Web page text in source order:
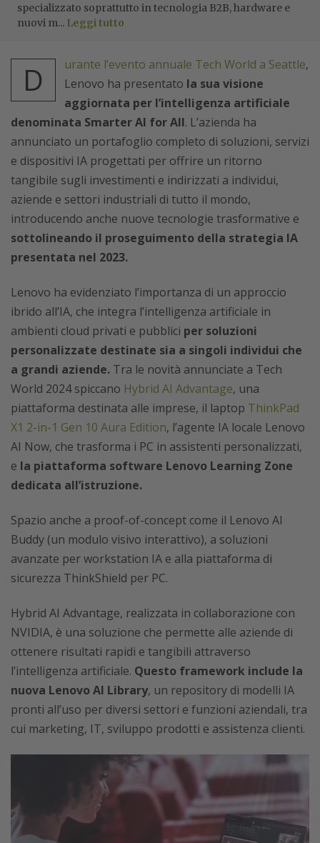
specializzato soprattutto in tecnologia B2B, hardware e
nuovi m... Leggi tutto
D urante l’evento annuale Tech World a Seattle,
Lenovo ha presentato la sua visione
aggiornata per l’intelligenza artificiale
denominata Smarter AI for All. L’azienda ha
annunciato un portafoglio completo di soluzioni, servizi
e dispositivi IA progettati per offrire un ritorno
tangibile sugli investimenti e indirizzati a individui,
aziende e settori industriali di tutto il mondo,
introducendo anche nuove tecnologie trasformative e
sottolineando il proseguimento della strategia IA
presentata nel 2023.
Lenovo ha evidenziato l’importanza di un approccio
ibrido all’IA, che integra l’intelligenza artificiale in
ambienti cloud privati e pubblici per soluzioni
personalizzate destinate sia a singoli individui che
a grandi aziende. Tra le novità annunciate a Tech
World 2024 spiccano Hybrid AI Advantage, una
piattaforma destinata alle imprese, il laptop ThinkPad
X1 2-in-1 Gen 10 Aura Edition, l’agente IA locale Lenovo
AI Now, che trasforma i PC in assistenti personalizzati,
e la piattaforma software Lenovo Learning Zone
dedicata all’istruzione.
Spazio anche a proof-of-concept come il Lenovo AI
Buddy (un modulo visivo interattivo), a soluzioni
avanzate per workstation IA e alla piattaforma di
sicurezza ThinkShield per PC.
Hybrid AI Advantage, realizzata in collaborazione con
NVIDIA, è una soluzione che permette alle aziende di
ottenere risultati rapidi e tangibili attraverso
l’intelligenza artificiale. Questo framework include la
nuova Lenovo AI Library, un repository di modelli IA
pronti all’uso per diversi settori e funzioni aziendali, tra
cui marketing, IT, sviluppo prodotti e assistenza clienti.